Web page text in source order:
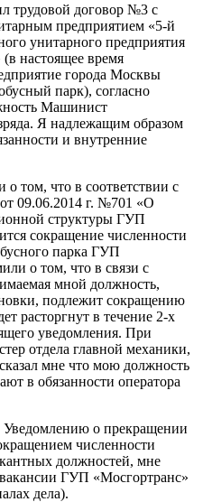
трудовой договор №3 с
предприятием «5-й
унитарного предприятия
настоящее время
города Москвы
парк), согласно
Машинист
Я надлежащим образом
и внутренние
о том, что в соответствии с
09.06.2014 г. №701 «О
структуры ГУП
сокращение численности
парка ГУП
о том, что в связи с
мной должность,
подлежит сокращению
расторгнут в течение 2-х
уведомления. При
отдела главной механики,
мне что мою должность
в обязанности оператора
о прекращении
численности
должностей, мне
ГУП «Мосгортранс»
дела).